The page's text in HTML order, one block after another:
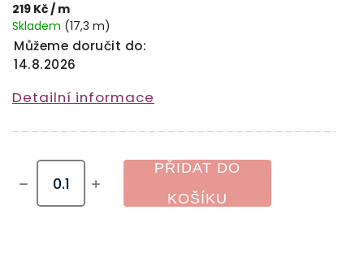
219 Kč/ m
Skladem (17,3 m)
Můžeme doručit do:
14.8.2026
PŘIDAT DO
KOŠÍKU
Detailní informace